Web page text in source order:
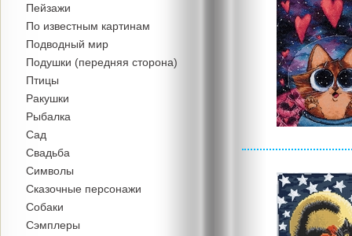
Пейзажи
По известным картинам
Подводный мир
Подушки (передняя сторона)
Птицы
Ракушки
Рыбалка
Сад
Свадьба
Символы
Сказочные персонажи
Собаки
Сэмплеры